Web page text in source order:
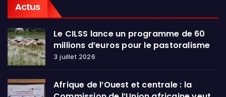
Actus
Le CILSS lance un programme de 60
millions d’euros pour le pastoralisme
3 juillet 2026
Afrique de l’Ouest et centrale : la